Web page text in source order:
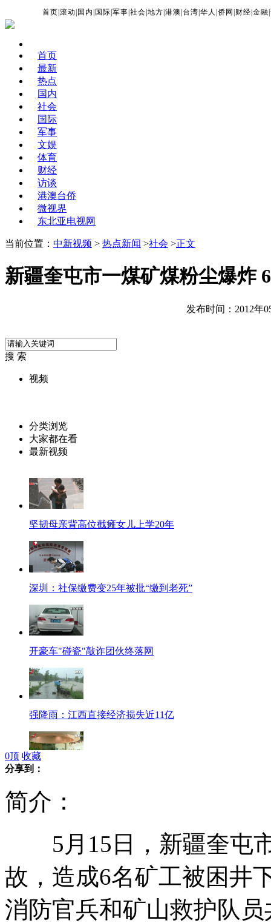
首页 |滚动 国内 国际 |军事 |社会 |地方 |港澳 台湾 |华人 |侨网 财经 |金融 |
首页
最新
热点
国内
社会
国际
军事
文娱
体育
财经
访谈
港澳台侨
微视界
东北亚电视网
当前位置： 中新视频 > 热点新闻 >社会 >正文
新疆奎屯市一煤矿煤粉尘爆炸
发布时间：2012年
搜 索
视频
分类浏览
大家都在看
最新视频
坚韧母亲背高位截瘫女儿上学20年
深圳：社保缴费变25年被批“缴到老死”
开豪车"碰瓷"敲诈团伙终落网
强降雨：江西直接经济损失近11亿
潘基文与外交官踢球不慎摔倒致骨折
记者调查：楚雄“下跪门”事件
0顶 收藏
分享到：
简介：
5月15日，新疆奎屯市
故，造成6名矿工被困井
消防官兵和矿山救护队